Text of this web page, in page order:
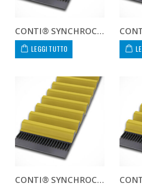
CONTI® SYNCHROCHAIN CARBON CTD 14M 1344 125 C
LEGGI TUTTO
CONTI® SYNCHROCHAIN CARBON CTD 14M 1400 20 C